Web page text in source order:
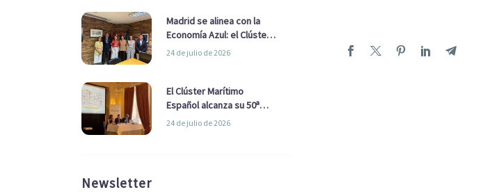
Madrid se alinea con la
Economía Azul: el Clúster
Marítimo Español y la Real
Ayuntamiento
24 de julio de 2026
El Clúster Marítimo
Español alcanza su 50ª
Asamblea reafirmando su
24 de julio de 2026
Newsletter